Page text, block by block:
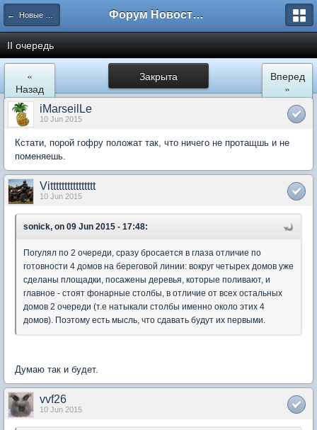
← Новые Водники Форум Новостройки
II очередь
Закрыта
«
Назад
Вперед
»
iMarseilLe
10 Jun 2015
Кстати, порой гофру положат так, что ничего не протащшь и не
поменяешь.
Vitttttttttttttttt
10 Jun 2015
sonick, on 09 Jun 2015 - 17:48:
Погулял по 2 очереди, сразу бросается в глаза отличие по
готовности 4 домов на береговой линии: вокруг четырех домов уже
сделаны площадки, посажены деревья, которые поливают, и
главное - стоят фонарные столбы, в отличие от всех остальных
домов 2 очереди (т.е натыкали столбы именно около этих 4
домов). Поэтому есть мысль, что сдавать будут их первыми.
Думаю так и будет.
vvf26
10 Jun 2015